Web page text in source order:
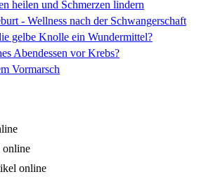
heilen und Schmerzen lindern
- Wellness nach der Schwangerschaft
gelbe Knolle ein Wundermittel?
Abendessen vor Krebs?
Vormarsch
online
online